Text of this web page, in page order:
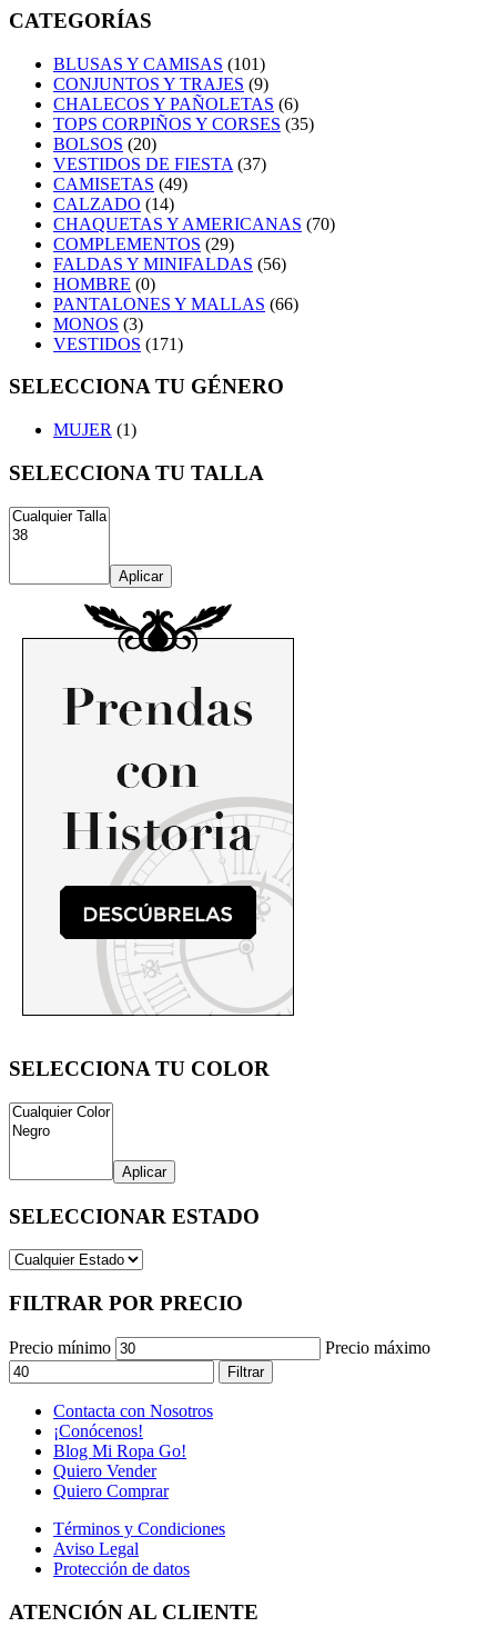
CATEGORÍAS
BLUSAS Y CAMISAS (101)
CONJUNTOS Y TRAJES (9)
CHALECOS Y PAÑOLETAS (6)
TOPS CORPIÑOS Y CORSES (35)
BOLSOS (20)
VESTIDOS DE FIESTA (37)
CAMISETAS (49)
CALZADO (14)
CHAQUETAS Y AMERICANAS (70)
COMPLEMENTOS (29)
FALDAS Y MINIFALDAS (56)
HOMBRE (0)
PANTALONES Y MALLAS (66)
MONOS (3)
VESTIDOS (171)
SELECCIONA TU GÉNERO
MUJER (1)
SELECCIONA TU TALLA
Aplicar
SELECCIONA TU COLOR
Aplicar
SELECCIONAR ESTADO
FILTRAR POR PRECIO
Precio mínimo Precio máximo
Filtrar
Contacta con Nosotros
¡Conócenos!
Blog Mi Ropa Go!
Quiero Vender
Quiero Comprar
Términos y Condiciones
Aviso Legal
Protección de datos
ATENCIÓN AL CLIENTE